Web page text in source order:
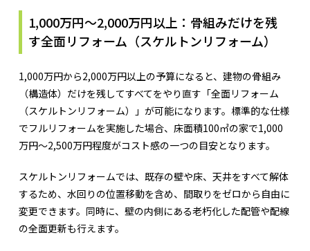
1,000万円〜2,000万円以上：骨組みだけを残
す全面リフォーム（スケルトンリフォーム）
1,000万円から2,000万円以上の予算になると、建物の骨組み
（構造体）だけを残してすべてをやり直す「全面リフォーム
（スケルトンリフォーム）」が可能になります。標準的な仕様
でフルリフォームを実施した場合、床面積100㎡の家で1,000
万円〜2,500万円程度がコスト感の一つの目安となります。
スケルトンリフォームでは、既存の壁や床、天井をすべて解体
するため、水回りの位置移動を含め、間取りをゼロから自由に
変更できます。同時に、壁の内側にある老朽化した配管や配線
の全面更新も行えます。